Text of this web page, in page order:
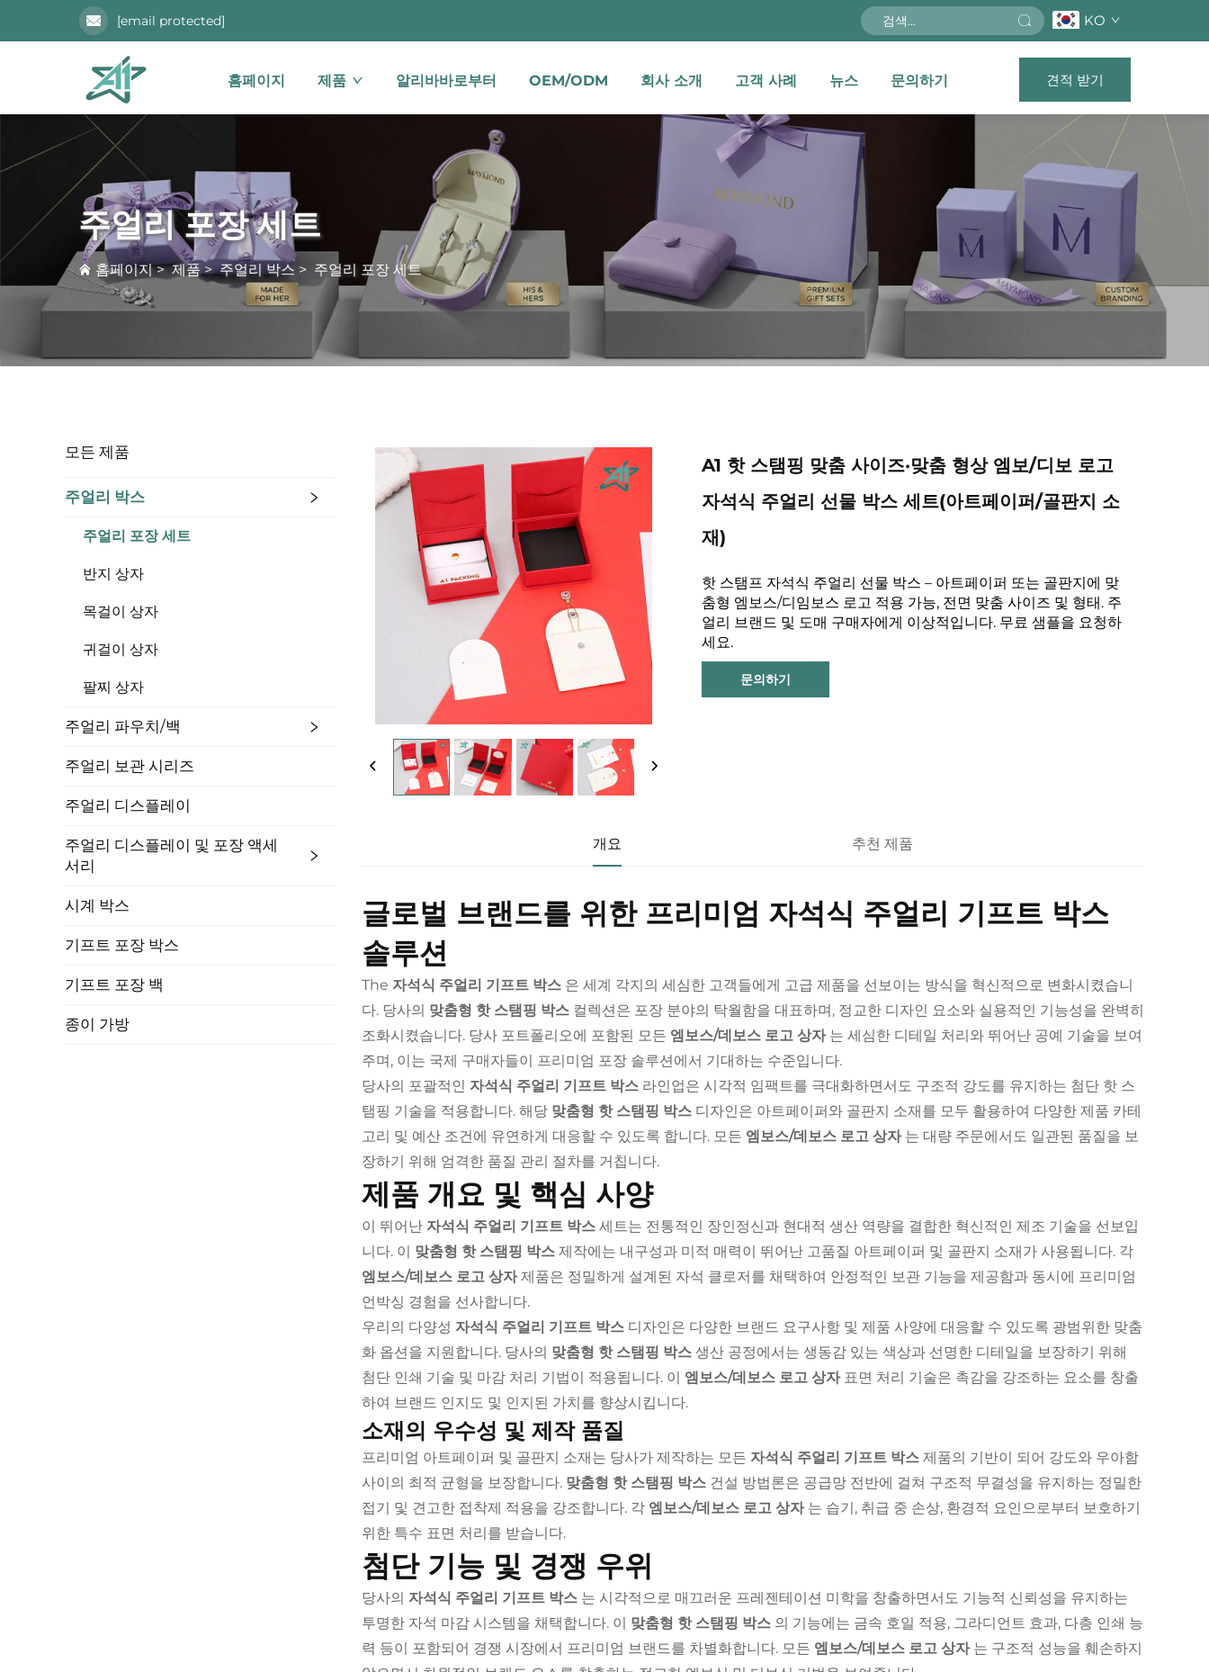
[email protected] KO
홈페이지 제품 알리바바로부터 OEM/ODM 회사 소개 고객 사례 뉴스 문의하기 견적 받기
주얼리 포장 세트
홈페이지>제품>주얼리 박스 > 주얼리 포장 세트
모든 제품
주얼리 박스
주얼리 포장 세트
반지 상자
목걸이 상자
귀걸이 상자
팔찌 상자
주얼리 파우치/백
주얼리 보관 시리즈
주얼리 디스플레이
주얼리 디스플레이 및 포장 액세
서리
시계 박스
기프트 포장 박스
기프트 포장 백
종이 가방
A1 핫 스탬핑 맞춤 사이즈·맞춤 형상 엠보/디보 로고
자석식 주얼리 선물 박스 세트(아트페이퍼/골판지 소
재)
핫 스탬프 자석식 주얼리 선물 박스 – 아트페이퍼 또는 골판지에 맞
춤형 엠보스/디임보스 로고 적용 가능, 전면 맞춤 사이즈 및 형태. 주
얼리 브랜드 및 도매 구매자에게 이상적입니다. 무료 샘플을 요청하
세요.
문의하기
개요 추천 제품
글로벌 브랜드를 위한 프리미엄 자석식 주얼리 기프트 박스
솔루션
The 자석식 주얼리 기프트 박스 은 세계 각지의 세심한 고객들에게 고급 제품을 선보이는 방식을 혁신적으로 변화시켰습니
다. 당사의 맞춤형 핫 스탬핑 박스 컬렉션은 포장 분야의 탁월함을 대표하며, 정교한 디자인 요소와 실용적인 기능성을 완벽히
조화시켰습니다. 당사 포트폴리오에 포함된 모든 엠보스/데보스 로고 상자 는 세심한 디테일 처리와 뛰어난 공예 기술을 보여
주며, 이는 국제 구매자들이 프리미엄 포장 솔루션에서 기대하는 수준입니다.
당사의 포괄적인 자석식 주얼리 기프트 박스 라인업은 시각적 임팩트를 극대화하면서도 구조적 강도를 유지하는 첨단 핫 스
탬핑 기술을 적용합니다. 해당 맞춤형 핫 스탬핑 박스 디자인은 아트페이퍼와 골판지 소재를 모두 활용하여 다양한 제품 카테
고리 및 예산 조건에 유연하게 대응할 수 있도록 합니다. 모든 엠보스/데보스 로고 상자 는 대량 주문에서도 일관된 품질을 보
장하기 위해 엄격한 품질 관리 절차를 거칩니다.
제품 개요 및 핵심 사양
이 뛰어난 자석식 주얼리 기프트 박스 세트는 전통적인 장인정신과 현대적 생산 역량을 결합한 혁신적인 제조 기술을 선보입
니다. 이 맞춤형 핫 스탬핑 박스 제작에는 내구성과 미적 매력이 뛰어난 고품질 아트페이퍼 및 골판지 소재가 사용됩니다. 각
엠보스/데보스 로고 상자제품은 정밀하게 설계된 자석 클로저를 채택하여 안정적인 보관 기능을 제공함과 동시에 프리미엄
언박싱 경험을 선사합니다.
우리의 다양성 자석식 주얼리 기프트 박스 디자인은 다양한 브랜드 요구사항 및 제품 사양에 대응할 수 있도록 광범위한 맞춤
화 옵션을 지원합니다. 당사의 맞춤형 핫 스탬핑 박스 생산 공정에서는 생동감 있는 색상과 선명한 디테일을 보장하기 위해
첨단 인쇄 기술 및 마감 처리 기법이 적용됩니다. 이 엠보스/데보스 로고 상자 표면 처리 기술은 촉감을 강조하는 요소를 창출
하여 브랜드 인지도 및 인지된 가치를 향상시킵니다.
소재의 우수성 및 제작 품질
프리미엄 아트페이퍼 및 골판지 소재는 당사가 제작하는 모든 자석식 주얼리 기프트 박스 제품의 기반이 되어 강도와 우아함
사이의 최적 균형을 보장합니다. 맞춤형 핫 스탬핑 박스 건설 방법론은 공급망 전반에 걸쳐 구조적 무결성을 유지하는 정밀한
접기 및 견고한 접착제 적용을 강조합니다. 각 엠보스/데보스 로고 상자 는 습기, 취급 중 손상, 환경적 요인으로부터 보호하기
위한 특수 표면 처리를 받습니다.
첨단 기능 및 경쟁 우위
당사의 자석식 주얼리 기프트 박스 는 시각적으로 매끄러운 프레젠테이션 미학을 창출하면서도 기능적 신뢰성을 유지하는
투명한 자석 마감 시스템을 채택합니다. 이 맞춤형 핫 스탬핑 박스 의 기능에는 금속 호일 적용, 그라디언트 효과, 다층 인쇄 능
력 등이 포함되어 경쟁 시장에서 프리미엄 브랜드를 차별화합니다. 모든 엠보스/데보스 로고 상자 는 구조적 성능을 훼손하지